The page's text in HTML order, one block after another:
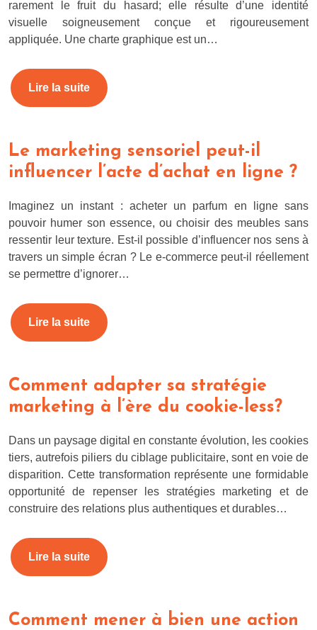
rarement le fruit du hasard; elle résulte d’une identité
visuelle soigneusement conçue et rigoureusement
appliquée. Une charte graphique est un…
Lire la suite
Le marketing sensoriel peut-il
influencer l’acte d’achat en ligne ?
Imaginez un instant : acheter un parfum en ligne sans
pouvoir humer son essence, ou choisir des meubles sans
ressentir leur texture. Est-il possible d’influencer nos sens à
travers un simple écran ? Le e-commerce peut-il réellement
se permettre d’ignorer…
Lire la suite
Comment adapter sa stratégie
marketing à l’ère du cookie-less?
Dans un paysage digital en constante évolution, les cookies
tiers, autrefois piliers du ciblage publicitaire, sont en voie de
disparition. Cette transformation représente une formidable
opportunité de repenser les stratégies marketing et de
construire des relations plus authentiques et durables…
Lire la suite
Comment mener à bien une action